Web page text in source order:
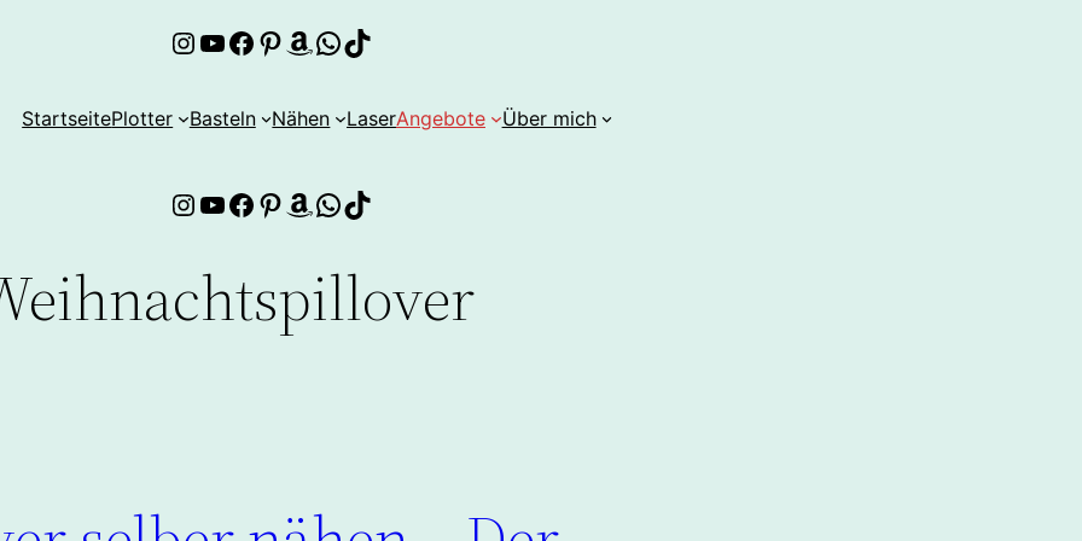
Instagram
YouTube
Facebook
Pinterest
Amazon
WhatsApp
TikTok
StartseitePlotter Basteln Nähen LaserAngebote Über mich
Instagram
YouTube
Facebook
Pinterest
Amazon
WhatsApp
TikTok